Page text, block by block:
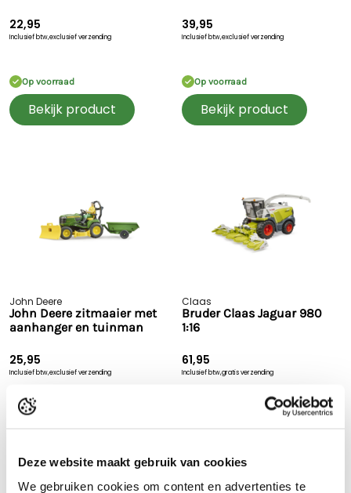
Deze website maakt gebruik van cookies
We gebruiken cookies om content en advertenties te
22,95
Inclusief btw,exclusief verzending
Op voorraad
Bekijk product
39,95
Inclusief btw,exclusief verzending
Op voorraad
Bekijk product
John Deere
John Deere zitmaaier met
aanhanger en tuinman
25,95
Inclusief btw,exclusief verzending
Op voorraad
Claas
Bruder Claas Jaguar 980
1:16
61,95
Inclusief btw,gratis verzending